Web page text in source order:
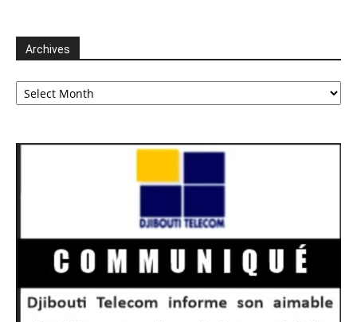
Archives
Archives